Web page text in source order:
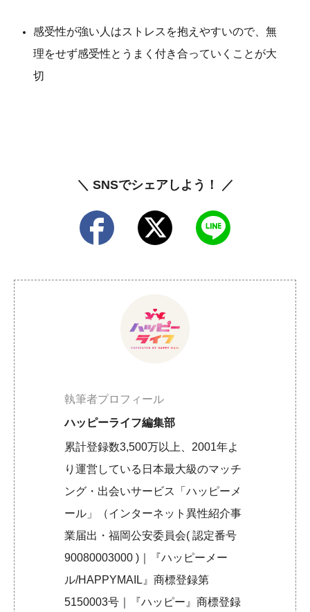
感受性が強い人はストレスを抱えやすいので、無
理をせず感受性とうまく付き合っていくことが大
切
＼ SNSでシェアしよう！ ／
執筆者プロフィール
ハッピーライフ編集部
累計登録数3,500万以上、2001年よ
り運営している日本最大級のマッチ
ング・出会いサービス「ハッピーメ
ール」（インターネット異性紹介事
業届出・福岡公安委員会( 認定番号
90080003000 )｜『ハッピーメー
ル/HAPPYMAIL』商標登録第
5150003号｜『ハッピー』商標登録